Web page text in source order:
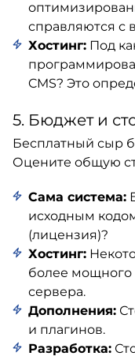
справляются с
Хостинг: Под
CMS? Это
5. Бюджет и
Бесплатный сыр
Оцените общую
Сама система:
исходным
(лицензия)?
Хостинг:
более мощного
сервера.
Дополнения:
и плагинов.
Разработка: